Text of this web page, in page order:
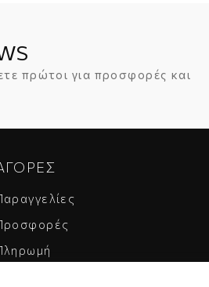
πρώτοι για προσφορές και